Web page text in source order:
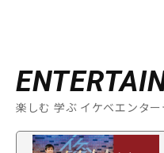
楽しむ 学ぶ イケベエンタ